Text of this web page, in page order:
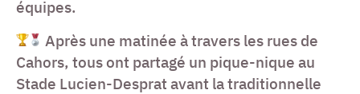
équipes.
Après une matinée à travers les rues de
Cahors, tous ont partagé un pique-nique au
Stade Lucien-Desprat avant la traditionnelle